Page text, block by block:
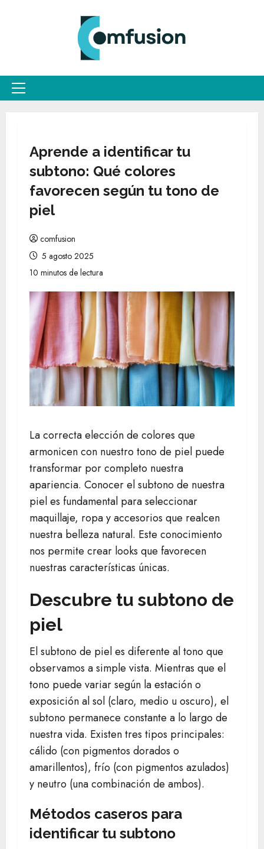
Menú
Aprende a identificar tu
subtono: Qué colores
favorecen según tu tono de
piel
comfusion
5 agosto 2025
10 minutos de lectura
La correcta elección de colores que
armonicen con nuestro tono de piel puede
transformar por completo nuestra
apariencia. Conocer el subtono de nuestra
piel es fundamental para seleccionar
maquillaje, ropa y accesorios que realcen
nuestra belleza natural. Este conocimiento
nos permite crear looks que favorecen
nuestras características únicas.
Descubre tu subtono de
piel
El subtono de piel es diferente al tono que
observamos a simple vista. Mientras que el
tono puede variar según la estación o
exposición al sol (claro, medio u oscuro), el
subtono permanece constante a lo largo de
nuestra vida. Existen tres tipos principales:
cálido (con pigmentos dorados o
amarillentos), frío (con pigmentos azulados)
y neutro (una combinación de ambos).
Métodos caseros para
identificar tu subtono